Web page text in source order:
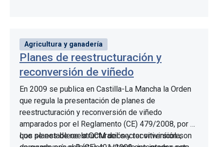
Agricultura y ganadería
Planes de reestructuración y
reconversión de viñedo
En 2009 se publica en Castilla-La Mancha la Orden
que regula la presentación de planes de
reestructuración y reconversión de viñedo
amparados por el Reglamento (CE) 479/2008, por el
que se establece la OCM del sector vitivinícola,
Los planes de reestructuración y reconversión son